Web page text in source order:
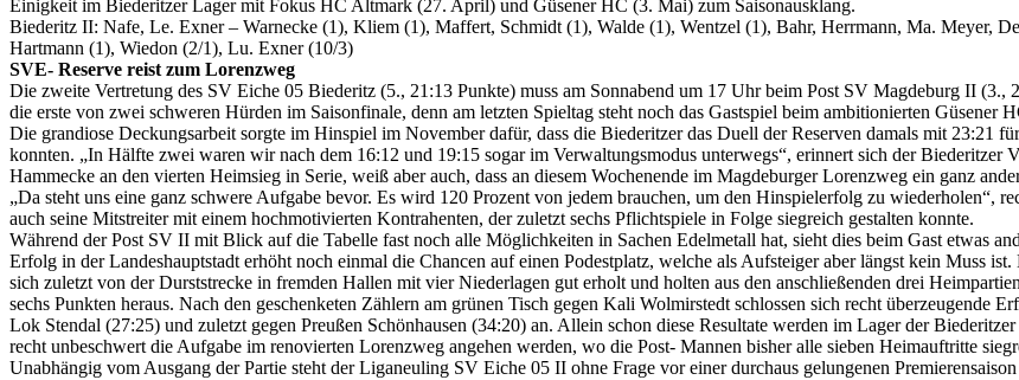
Einigkeit im Biederitzer Lager mit Fokus HC Altmark (27. April) und Güsener HC (3. Mai) zum Saisonausklang.
Biederitz II: Nafe, Le. Exner – Warnecke (1), Kliem (1), Maffert, Schmidt (1), Walde (1), Wentzel (1), Bahr, Herrmann, Ma. Meyer,
Hartmann (1), Wiedon (2/1), Lu. Exner (10/3)
SVE- Reserve reist zum Lorenzweg
Die zweite Vertretung des SV Eiche 05 Biederitz (5., 21:13 Punkte) muss am Sonnabend um 17 Uhr beim Post SV Magdeburg II (3.,
die erste von zwei schweren Hürden im Saisonfinale, denn am letzten Spieltag steht noch das Gastspiel beim ambitionierten Güsener
Die grandiose Deckungsarbeit sorgte im Hinspiel im November dafür, dass die Biederitzer das Duell der Reserven damals mit 23:21
konnten. „In Hälfte zwei waren wir nach dem 16:12 und 19:15 sogar im Verwaltungsmodus unterwegs“, erinnert sich der Biederitzer
Hammecke an den vierten Heimsieg in Serie, weiß aber auch, dass an diesem Wochenende im Magdeburger Lorenzweg ein ganz
„Da steht uns eine ganz schwere Aufgabe bevor. Es wird 120 Prozent von jedem brauchen, um den Hinspielerfolg zu wiederholen“,
auch seine Mitstreiter mit einem hochmotivierten Kontrahenten, der zuletzt sechs Pflichtspiele in Folge siegreich gestalten konnte.
Während der Post SV II mit Blick auf die Tabelle fast noch alle Möglichkeiten in Sachen Edelmetall hat, sieht dies beim Gast etwas
Erfolg in der Landeshauptstadt erhöht noch einmal die Chancen auf einen Podestplatz, welche als Aufsteiger aber längst kein Muss
sich zuletzt von der Durststrecke in fremden Hallen mit vier Niederlagen gut erholt und holten aus den anschließenden drei
sechs Punkten heraus. Nach den geschenketen Zählern am grünen Tisch gegen Kali Wolmirstedt schlossen sich recht überzeugende
Lok Stendal (27:25) und zuletzt gegen Preußen Schönhausen (34:20) an. Allein schon diese Resultate werden im Lager der Biederitzer
recht unbeschwert die Aufgabe im renovierten Lorenzweg angehen werden, wo die Post- Mannen bisher alle sieben Heimauftritte
Unabhängig vom Ausgang der Partie steht der Liganeuling SV Eiche 05 II ohne Frage vor einer durchaus gelungenen